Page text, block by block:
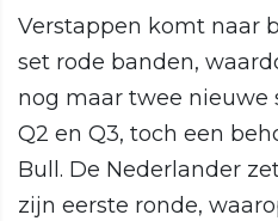
Verstappen komt naar
set rode banden,
nog maar twee nieuwe
Q2 en Q3, toch een
Bull. De Nederlander
zijn eerste ronde,